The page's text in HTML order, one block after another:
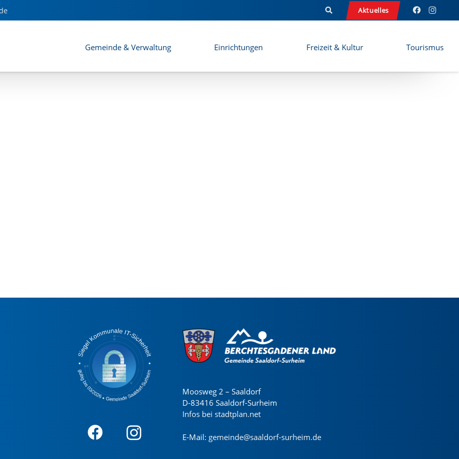
Aktuelles
Gemeinde & Verwaltung Einrichtungen Freizeit & Kultur Tourismus
"Saaldorf Ost"
Moosweg 2 – Saaldorf
D-83416 Saaldorf-Surheim
Infos bei stadtplan.net
E-Mail: gemeinde@saaldorf-surheim.de